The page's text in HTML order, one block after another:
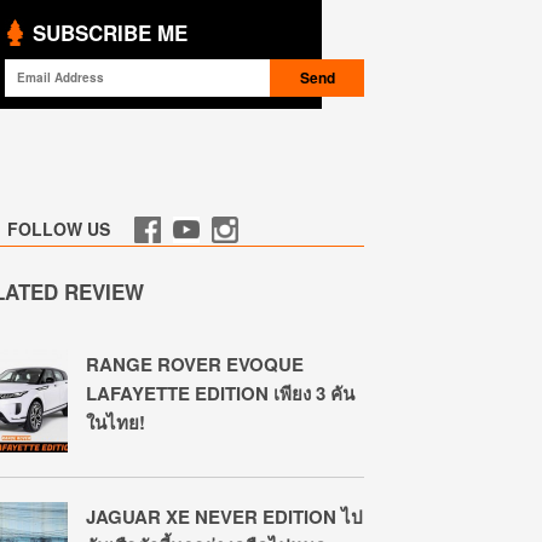
SUBSCRIBE ME
FOLLOW US
REVIEW
RANGE ROVER EVOQUE
LAFAYETTE EDITION เพียง 3 คัน
ในไทย!
JAGUAR XE NEVER EDITION ไป